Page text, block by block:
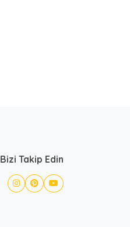
Bizi Takip Edin